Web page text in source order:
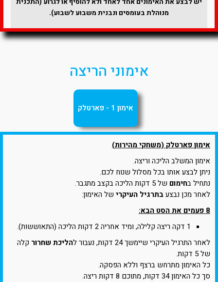
מנוהלת בעומסים ונבנית משבוע לשבוע).
אימוני הריצה
אימון 1 - פארטלק
אימון פארטלק (משחקי מהירות)
אימון המשלב הליכה וריצה.
ניתן לבצע אותו בכל מסלול שנוח לכם.
נתחיל בחימום של 5 דקות הליכה בקצב מתגבר.
לאחר מכן נבצעבתרגיל העיקרי של האימון:
8 פעמים את הסט הבא:
1 דקה ריצה קלילה, ומיד אחריה 2 דקות הליכה (התאוששות).
לאחר התרגיל העיקרי שיימשך 24 דקות, נעבור ל
הליכת שחרור קלה
של 5 דקות.
כל האימון מתרחש ברצף וללא הפסקה.
סך כל האימון 34 דקות, מתוכם 8 דקות ריצה.